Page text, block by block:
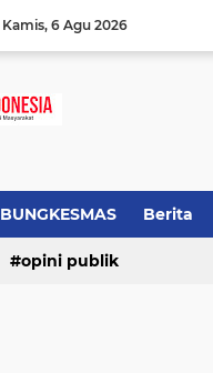
Kamis 6 Agu 2026
BUNGKESMAS Berita
Covid-19 Donor Darah
opini publik